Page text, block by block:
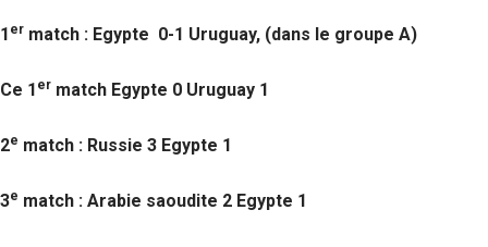
1 er match : Egypte 0-1 Uruguay, (dans le groupe A)
Ce 1 er match Egypte 0 Uruguay 1
2e match : Russie 3 Egypte 1
3e match : Arabie saoudite 2 Egypte 1